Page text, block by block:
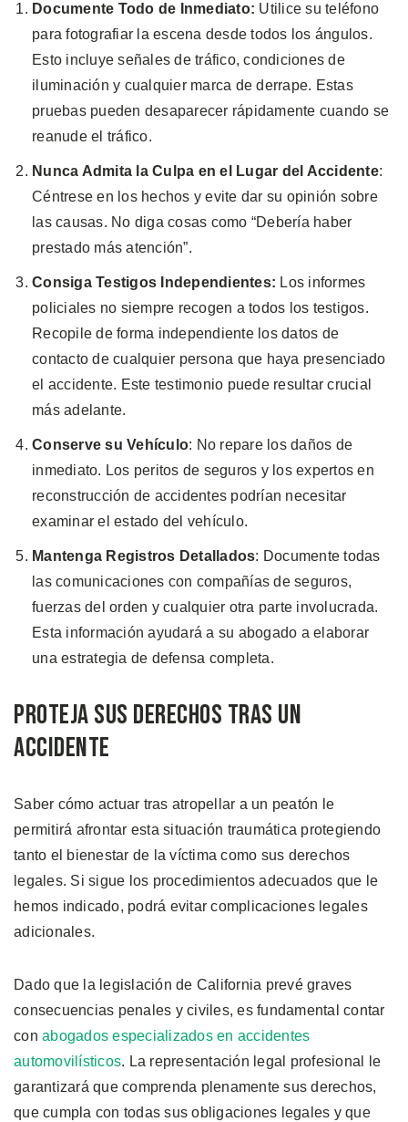
Documente Todo de Inmediato: Utilice su teléfono
para fotografiar la escena desde todos los ángulos.
Esto incluye señales de tráfico, condiciones de
iluminación y cualquier marca de derrape. Estas
pruebas pueden desaparecer rápidamente cuando se
reanude el tráfico.
Nunca Admita la Culpa en el Lugar del Accidente:
Céntrese en los hechos y evite dar su opinión sobre
las causas. No diga cosas como “Debería haber
prestado más atención”.
Consiga Testigos Independientes: Los informes
policiales no siempre recogen a todos los testigos.
Recopile de forma independiente los datos de
contacto de cualquier persona que haya presenciado
el accidente. Este testimonio puede resultar crucial
más adelante.
Conserve su Vehículo: No repare los daños de
inmediato. Los peritos de seguros y los expertos en
reconstrucción de accidentes podrían necesitar
examinar el estado del vehículo.
Mantenga Registros Detallados: Documente todas
las comunicaciones con compañías de seguros,
fuerzas del orden y cualquier otra parte involucrada.
Esta información ayudará a su abogado a elaborar
una estrategia de defensa completa.
Proteja Sus Derechos Tras un
Accidente
Saber cómo actuar tras atropellar a un peatón le
permitirá afrontar esta situación traumática protegiendo
tanto el bienestar de la víctima como sus derechos
legales. Si sigue los procedimientos adecuados que le
hemos indicado, podrá evitar complicaciones legales
adicionales.
Dado que la legislación de California prevé graves
consecuencias penales y civiles, es fundamental contar
con abogados especializados en accidentes
automovilísticos. La representación legal profesional le
garantizará que comprenda plenamente sus derechos,
que cumpla con todas sus obligaciones legales y que